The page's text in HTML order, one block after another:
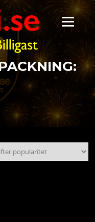
Meny